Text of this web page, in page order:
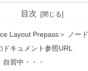
目次
Layout Prepass＞ ノード
ドキュメント参照URL
自習中・・・